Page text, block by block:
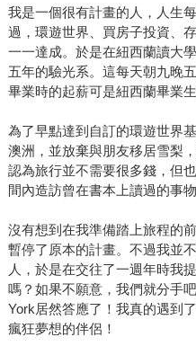
我是一個很有計畫的人，人生
過，環遊世界、買房子投資、
一一達成。於是在紐西蘭讀大
五年的驗光系。這每天朝九晚
畢業時的起薪可是紐西蘭畢業
為了早點達到自訂的環遊世界
澳洲，並放棄與朋友移居雪梨
認為旅行並不需要很多錢，但
間內造訪曾在書本上讀過的事
沒有想到在我準備踏上旅程的
暫停了原本的計畫。不過我並
人，於是在交往了一週年時我
嗎？如果不願意，我們就分手
York居然答應了！我真的遇到
瘋狂夢想的伴侶！